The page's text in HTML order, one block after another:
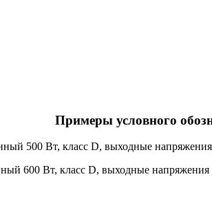
Примеры условного
500 Вт, класс D, выходные
600 Вт, класс D, выходные